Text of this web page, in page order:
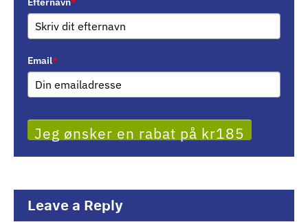
Email*
Jeg ønsker en rabat på kr185
Leave a Reply